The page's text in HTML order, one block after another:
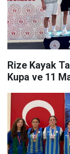
Rize Kayak
Kupa ve 11